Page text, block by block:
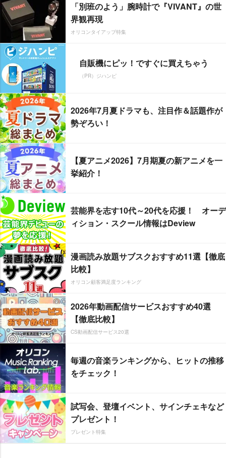
「別班のよう」腕時計で『VIVANT』の世
界観再現
オリコンタイアップ特集
自販機にピッ！ですぐに買えちゃう
（PR）ジハンピ
2026年7月夏ドラマも、注目作＆話題作が
勢ぞろい！
【夏アニメ2026】7月期夏の新アニメを一
挙紹介！
芸能界を志す10代～20代を応援！ オーデ
ィション・スクール情報はDeview
漫画読み放題サブスクおすすめ11選【徹底
比較】
オリコン顧客満足度ランキング
2026年動画配信サービスおすすめ40選
【徹底比較】
CS動画配信サービス20選
毎週の音楽ランキングから、ヒットの推移
をチェック！
試写会、登壇イベント、サインチェキなど
プレゼント！
プレゼント特集